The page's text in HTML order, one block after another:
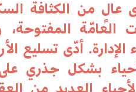
من الكثافة
أدّى تسليع
بشكل جذري